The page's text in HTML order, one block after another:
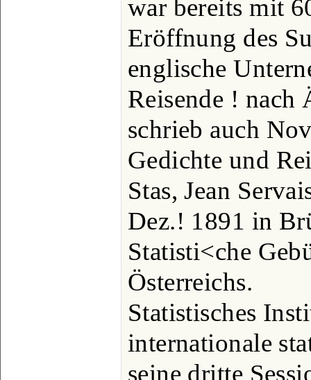
war bereits mit
Eröffnung des
englische
Reisende ! nach
schrieb auch
Gedichte und
Stas, Jean
Dez.! 1891 in
Statisti<che
Österreichs.
Statistisches
internationale
seine dritte